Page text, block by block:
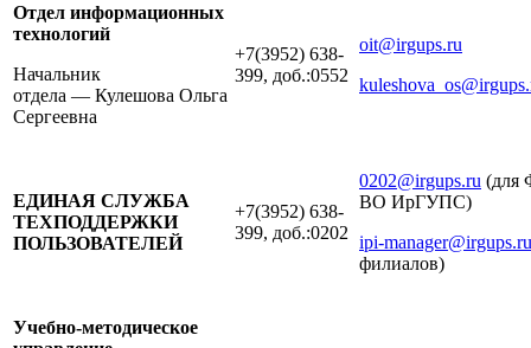
Отдел информационных
технологий
Начальник
отдела — Кулешова Ольга
Сергеевна
+7(3952) 638-
399, доб.:0552
oit@irgups.ru
ЕДИНАЯ СЛУЖБА
ТЕХПОДДЕРЖКИ
ПОЛЬЗОВАТЕЛЕЙ
+7(3952) 638-
399, доб.:0202
0202@irgups.ru (для
ВО ИрГУПС)
ipi-manager@irgups.ru
филиалов)
Учебно-методическое